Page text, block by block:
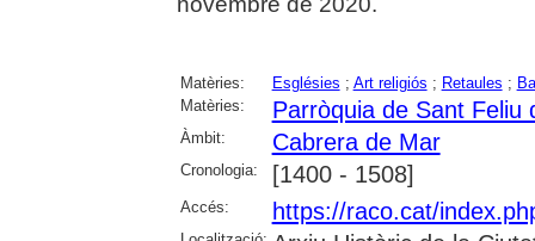
Matèries: Esglésies ; Art religiós ; Retaules ;
Matèries:
Parròquia de Sant Feliu
Àmbit: Cabrera de Mar
Cronologia: [1400 - 1508]
Accés: https://raco.cat/